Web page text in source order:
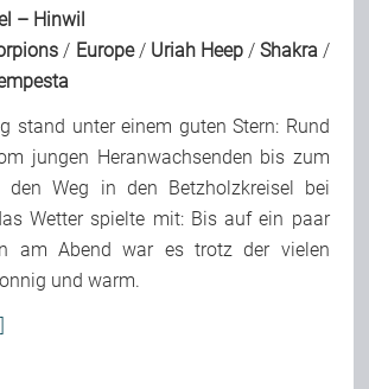
– Hinwil
/ Europe/ Uriah Heep/ Shakra/
stand unter einem guten Stern: Rund
jungen Heranwachsenden bis zum
den Weg in den Betzholzkreisel bei
Wetter spielte mit: Bis auf ein paar
am Abend war es trotz der vielen
und warm.